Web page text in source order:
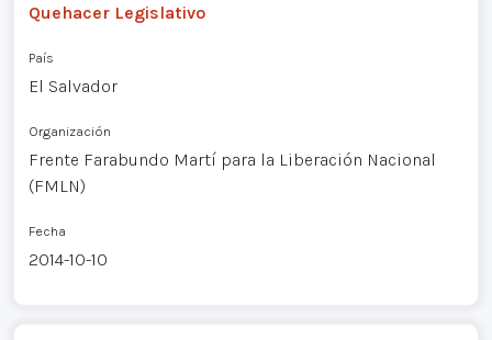
Quehacer Legislativo
País
El Salvador
Organización
Frente Farabundo Martí para la Liberación Nacional
(FMLN)
Fecha
2014-10-10